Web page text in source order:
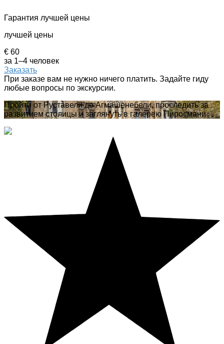
Гарантия лучшей цены
лучшей цены
€ 60
за 1–4 человек
Заказать
При заказе вам не нужно ничего платить. Задайте гиду
любые вопросы по экскурсии.
Пройти от Руставели до Агмашенебели, проследить за
развитием столицы и заглянуть в галерею Пиросмани